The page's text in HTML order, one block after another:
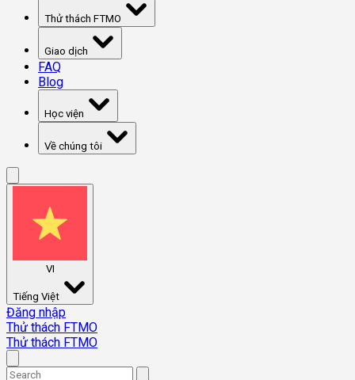
Thử thách FTMO
Giao dịch
FAQ
Blog
Học viện
Về chúng tôi
VI
Tiếng Việt
Đăng nhập
Thử thách FTMO
Thử thách FTMO